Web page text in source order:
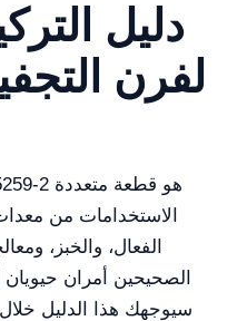
دليل
لفرن
الاستخدامات من
الفعال، والخبز،
الصحيحين أمران حيويان
سيوجهك هذا الدليل